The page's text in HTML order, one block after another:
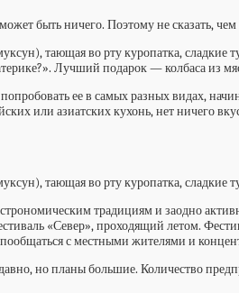
быть ничего. Поэтому не сказать,
тающая во рту куропатка,
Лучший подарок — колбаса из
ее в самых разных видах,
или азиатских кухонь, нет ничего
тающая во рту куропатка,
традициям и заодно
«Север», проходящий летом.
с местными жителями и
давно, но планы большие. Количество